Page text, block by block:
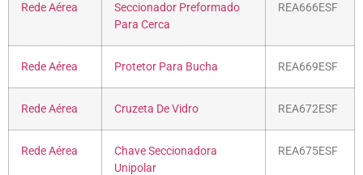
Rede Aérea
Seccionador Preformado
Para Cerca
REA666ESF
Rede Aérea Protetor Para Bucha REA669ESF
Rede Aérea Cruzeta De Vidro REA672ESF
Rede Aérea
Chave Seccionadora
Unipolar
REA675ESF